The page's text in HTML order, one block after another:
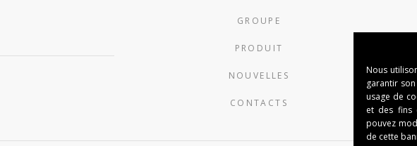
GROUPE
PRODUIT
NOUVELLES
CONTACTS
Nous
garantir
usage de
et des fins
pouvez
de cette